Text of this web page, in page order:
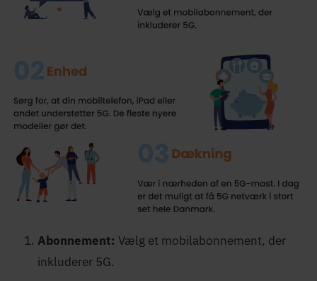
Abonnement:Vælg et mobilabonnement, der
inkluderer 5G.